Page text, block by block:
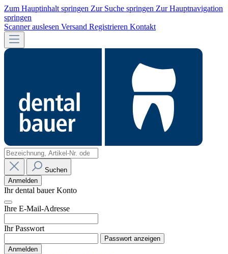
Zum Hauptinhalt springen Zur Suche springen Zur Hauptnavigation
springen
Scanner auslesen Versand Registrieren Kontakt
Suchen
Anmelden
Ihr dental bauer Konto
Ihre E-Mail-Adresse
Ihr Passwort
Passwort anzeigen
Anmelden